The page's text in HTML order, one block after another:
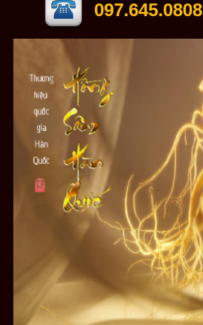
097.645.0808